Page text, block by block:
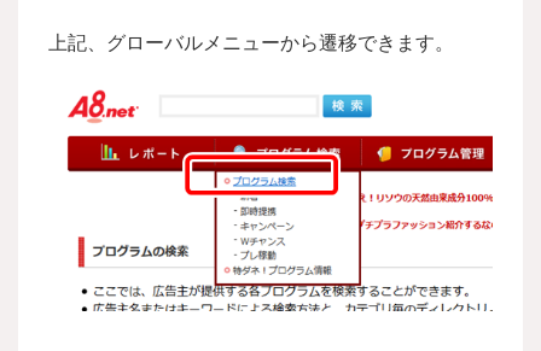
上記、グローバルメニューから遷移できます。